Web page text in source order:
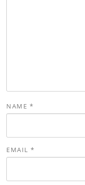
NAME *
EMAIL*